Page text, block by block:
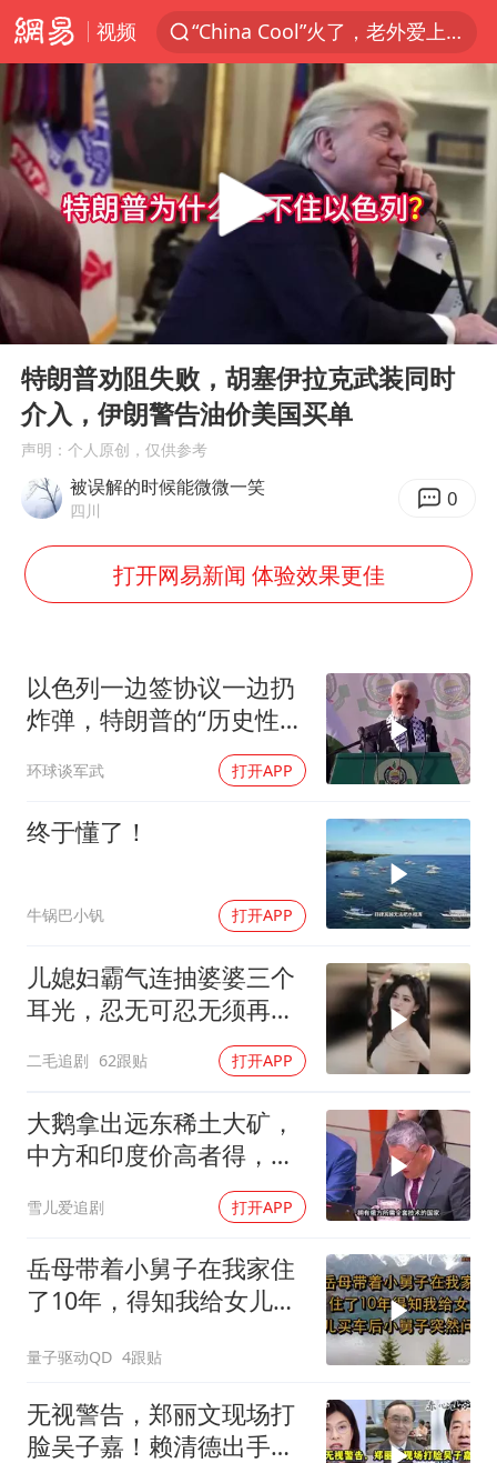
视频
“China Cool”火了，老外爱上中国避暑游
香港宏福苑火灾或由烟头引起
浙江台州《告全体市民书》
美拟年底前首次测试“金穹”反导系统
四川宜宾3.4级地震
网约车司机充电时猝死保险拒赔
陕西柞水泥石流已致2死 仍有1人失联
泰国初中生饮弹自尽前开了26枪
多所高校取消艺考
伊斯兰版北约来了吗
上半年国内居民出游人次34.63亿
22岁女生独闯南太行失联12天
薛之谦杭州站演唱会取消
今年第二强台风将带来多大影响
“准2万亿”之城点名支持三所大学
习近平心系体育强国建设
Play
00:00 06:20
特朗普劝阻失败，胡塞伊拉克武装同时
介入，伊朗警告油价美国买单
声明：个人原创，仅供参考
被误解的时候能微微一笑
四川 0
打开网易新闻 体验效果更佳
以色列一边签协议一边扔
炸弹，特朗普的“历史性协
环球谈军武 打开APP
终于懂了！
牛锅巴小钒 打开APP
儿媳妇霸气连抽婆婆三个
耳光，忍无可忍无须再
二毛追剧 62跟贴 打开APP
大鹅拿出远东稀土大矿，
中方和印度价高者得，背
雪儿爱追剧 打开APP
岳母带着小舅子在我家住
了10年，得知我给女儿买
量子驱动QD 4跟贴
无视警告，郑丽文现场打
脸吴子嘉！赖清德出手，